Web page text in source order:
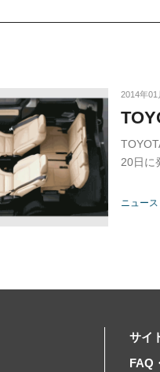
2014年01
20日に
ニュー
サイ
FAQ